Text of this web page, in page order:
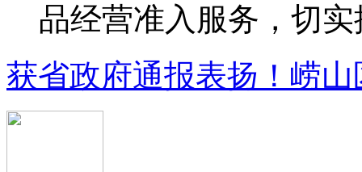
品经营准入服务，切
获省政府通报表扬！崂